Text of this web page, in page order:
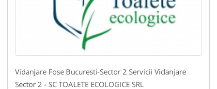
Vidanjare Fose Bucuresti-Sector 2 Servicii Vidanjare
Sector 2 - SC TOALETE ECOLOGICE SRL